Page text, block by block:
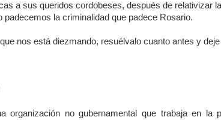
a sus queridos cordobeses, después de relativizar
la criminalidad que padece Rosario.
nos está diezmando, resuélvalo cuanto antes y
organización no gubernamental que trabaja en la